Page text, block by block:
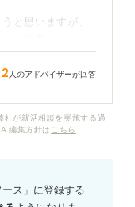
と思いますが、
「熱意がない」
うか？
2 人のアドバイザーが回答
が就活相談を実施する過
編集方針は こちら
ス」に登録する